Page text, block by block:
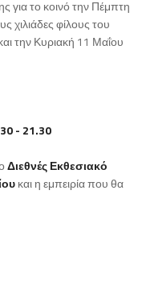
για το κοινό την Πέμπτη
χιλιάδες φίλους του
την Κυριακή 11 Μαΐου
- 21.30
Διεθνές Εκθεσιακό
και η εμπειρία που θα